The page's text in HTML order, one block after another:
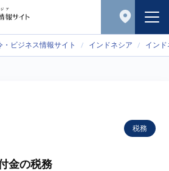
・ビジネス情報サイト インドネシア イン
税務
金の税務